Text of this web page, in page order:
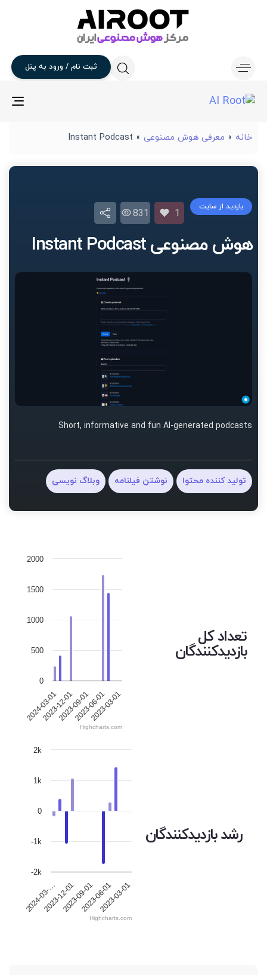
ثبت نام / ورود به پنل
خانه » معرفی هوش مصنوعی »
Instant Podcast
هوش مصنوعی Instant Podcast
بازدید از سایت
1
831
Short, informative and fun AI-generated podcasts
تولید کننده محتوا نوشتن فیلنامه وبلاگ نویسی
تعداد کل
بازدیدکنندگان
2024-03-01
2023-12-012023-09-012023-06-01
2023-03-01
0
500
1000
1500
2000
Highcharts.com
رشد بازدیدکنندگان
2024-03-…2023-12-012023-09-012023-06-012023-03-01
-2k
-1k
0
1k
2k
Highcharts.com